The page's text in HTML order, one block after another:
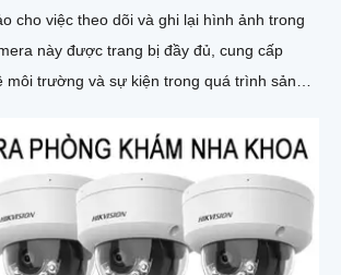
cho việc theo dõi và ghi lại hình ảnh trong
môi trường và sự kiện trong quá trình sản